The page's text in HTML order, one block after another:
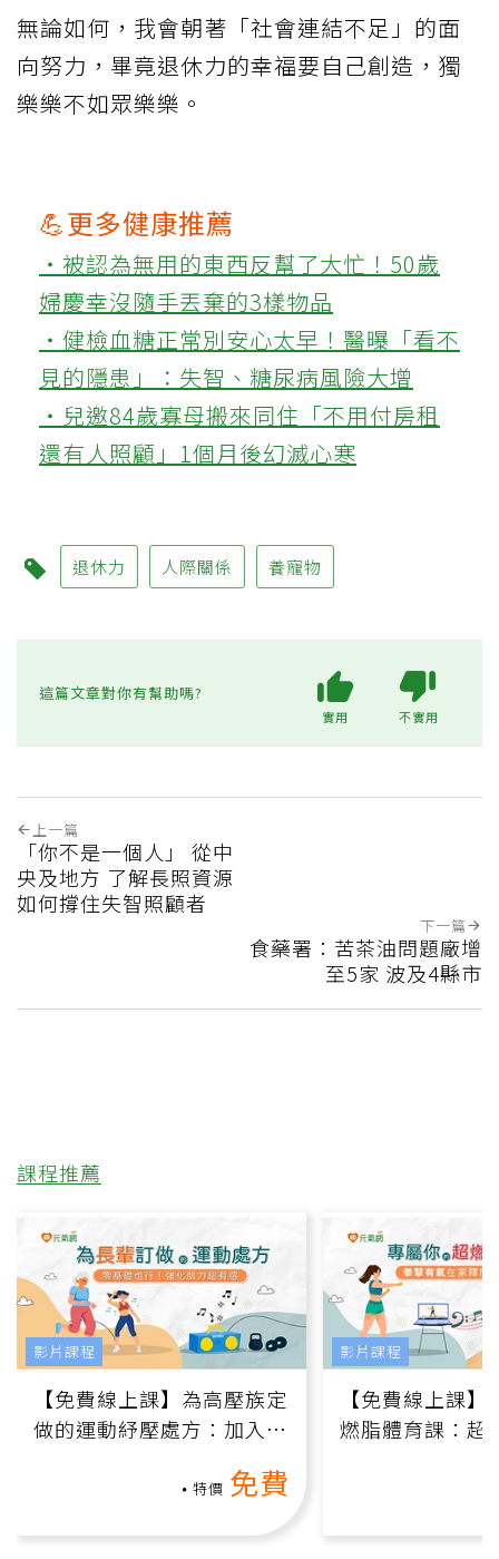
無論如何，我會朝著「社會連結不足」的面
向努力，畢竟退休力的幸福要自己創造，獨
樂樂不如眾樂樂。
💪更多健康推薦
‧被認為無用的東西反幫了大忙！50歲
婦慶幸沒隨手丟棄的3樣物品
‧健檢血糖正常別安心太早！醫曝「看不
見的隱患」：失智、糖尿病風險大增
‧兒邀84歲寡母搬來同住「不用付房租
還有人照顧」1個月後幻滅心寒
退休力 人際關係 養寵物
這篇文章對你有幫助嗎?
實用 不實用
上一篇
「你不是一個人」 從中
央及地方 了解長照資源
如何撐住失智照顧者
下一篇
食藥署：苦茶油問題廠增
至5家 波及4縣市
課程推薦
【免費線上課】為高壓族定
做的運動紓壓處方：加入行
特價 免費
影片課程
【免費線上課
燃脂體育課：超
影片課程